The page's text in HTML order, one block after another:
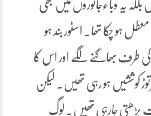
یہ وباءجانوروں میں بھی
ہو چکا تھا۔ اسٹور بند ہو
کی طرف بھاگنے لگے اور اس کا
کوششیں ہو رہی تھیں۔ لیکن
بڑھتی جارہی تھیں۔ لوگ